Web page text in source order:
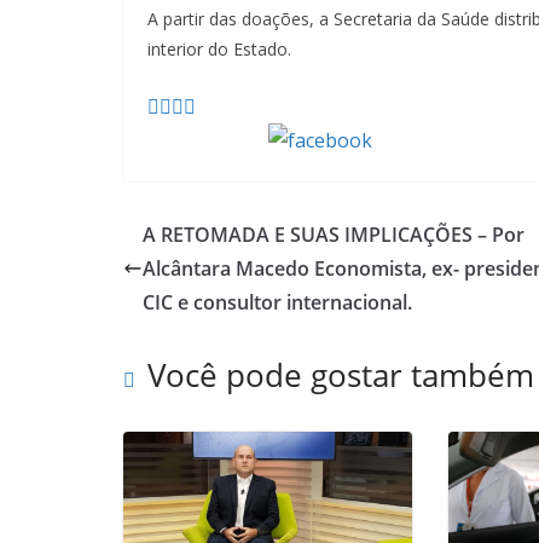
A partir das doações, a Secretaria da Saúde
interior do Estado.
Compartilhe
A RETOMADA E SUAS IMPLICAÇÕES – Por
Alcântara Macedo Economista, ex-
CIC e consultor internacional.
Você pode gostar também